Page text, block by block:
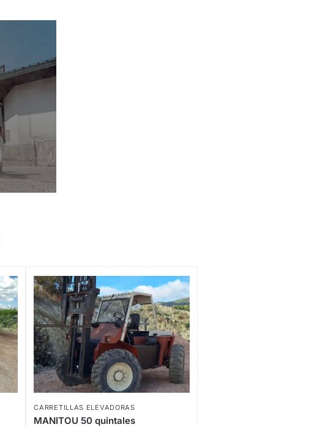
CARRETILLAS ELEVADORAS
MANITOU 50 quintales